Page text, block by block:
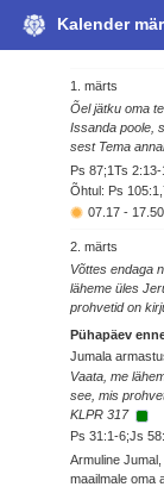
Kalender
1. märts
Õel jätku oma
Issanda poole,
sest Tema
Ps 87;1Ts 2:13-
Õhtul: Ps
07.17 - 17.50
2. märts
Võttes endaga
läheme üles
prohvetid on
Pühapäev
Jumala
Vaata, me
see, mis
KLPR 317
Ps 31:1-6;Js
Armuline
maailmale oma